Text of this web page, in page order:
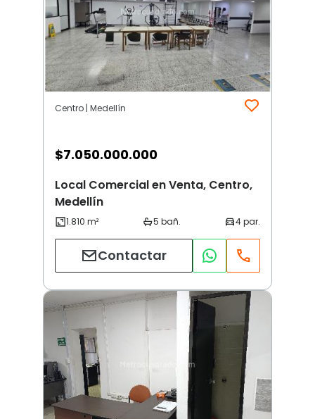
Centro | Medellín
$7.050.000.000
Local Comercial en Venta, Centro,
Medellín
Contactar